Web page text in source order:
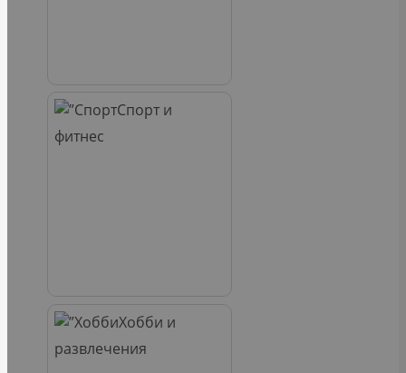
Спорт и
фитнес
Хобби и
развлечения